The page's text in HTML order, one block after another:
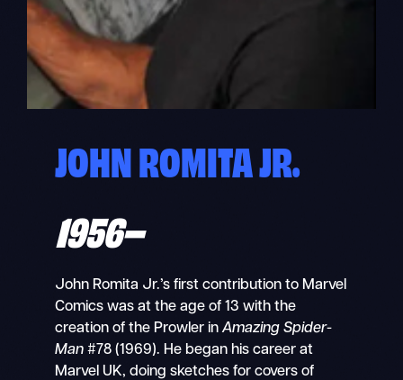
JOHN ROMITA JR.
1956–
John Romita Jr.’s first contribution to Marvel
Comics was at the age of 13 with the
creation of the Prowler inAmazing Spider-
Man #78 (1969). He began his career at
Marvel UK, doing sketches for covers of